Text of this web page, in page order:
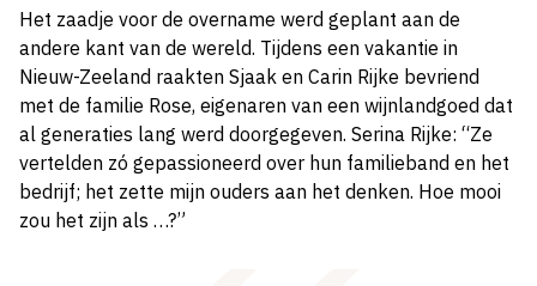
Het zaadje voor de overname werd geplant aan de
andere kant van de wereld. Tijdens een vakantie in
Nieuw-Zeeland raakten Sjaak en Carin Rijke bevriend
met de familie Rose, eigenaren van een wijnlandgoed dat
al generaties lang werd doorgegeven. Serina Rijke: “Ze
vertelden zó gepassioneerd over hun familieband en het
bedrijf; het zette mijn ouders aan het denken. Hoe mooi
zou het zijn als …?”